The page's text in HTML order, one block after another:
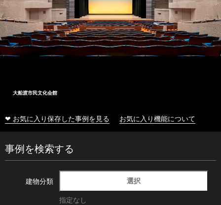
大船渡市民文化会館
❤ お気に入り保存した事例を見る お気に入り機能について
事例を検索する
建物分類 選択
指定なし